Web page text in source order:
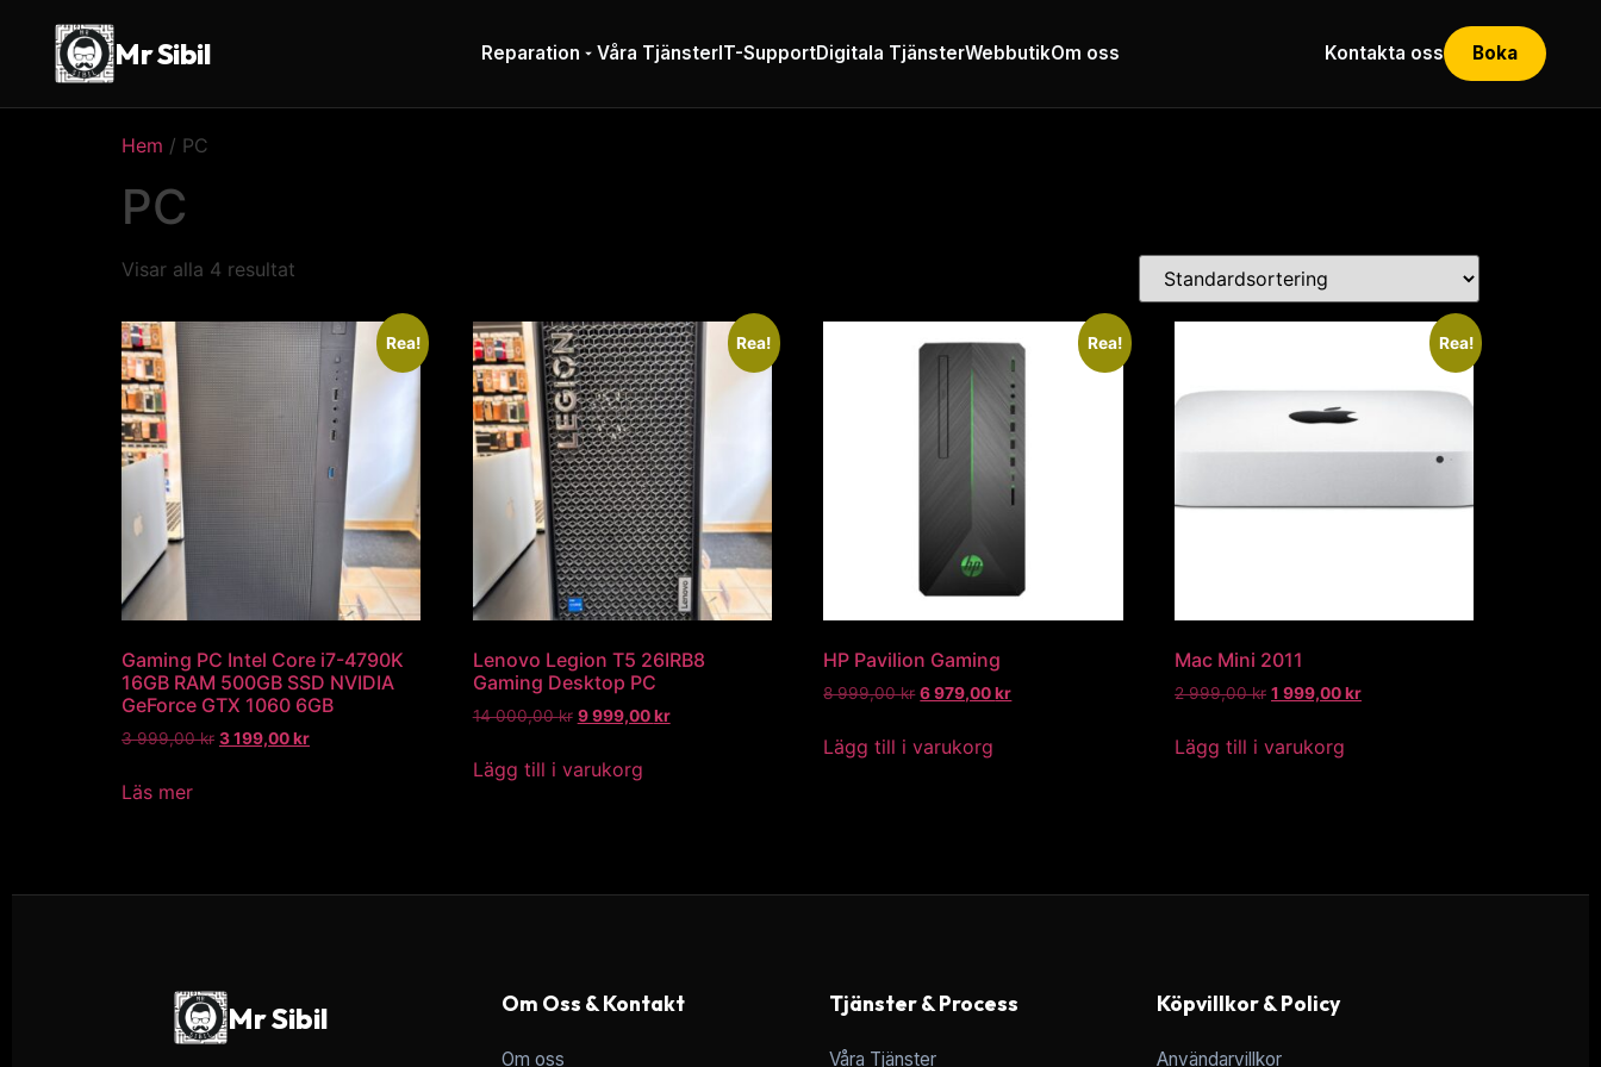
Mr Sibil Reparation Våra TjänsterIT-SupportDigitala TjänsterWebbutikOm oss Kontakta oss Boka
Hem / PC
PC
Visar alla 4 resultat
Rea!
Gaming PC Intel Core i7-4790K
16GB RAM 500GB SSD NVIDIA
GeForce GTX 1060 6GB
3 999,00kr 3 199,00kr
Läs mer
Rea!
Lenovo Legion T5 26IRB8
Gaming Desktop PC
14 000,00kr 9 999,00kr
Lägg till i varukorg
Rea!
HP Pavilion Gaming
8 999,00kr 6 979,00kr
Lägg till i varukorg
Rea!
Mac Mini 2011
2 999,00kr 1 999,00kr
Lägg till i varukorg
Mr Sibil Om Oss & Kontakt
Om oss
Tjänster & Process
Våra Tjänster
Köpvillkor & Policy
Användarvillkor